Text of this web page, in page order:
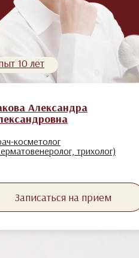
Александра
косметолог
трихолог)
10 лет
Записаться на прием